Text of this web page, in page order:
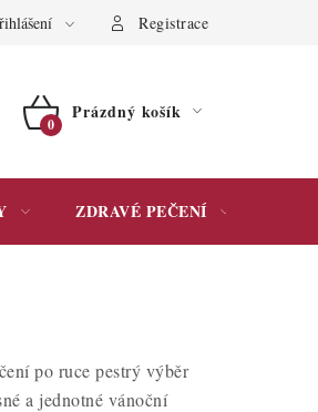
Registrace
NÁKUPNÍ
Prázdný košík
ZDRAVÉ PEČENÍ
po ruce pestrý výběr
a jednotné vánoční